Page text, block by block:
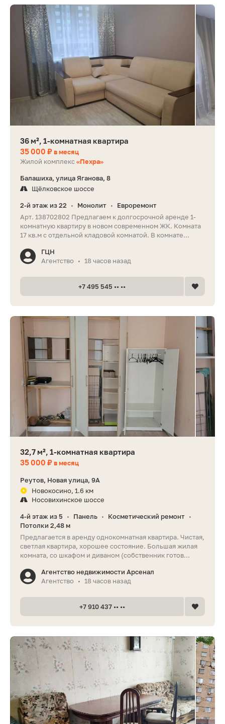
36 м², 1-комнатная квартира
35 000 ₽в месяц
Жилой комплекс«Пехра»
Балашиха, улица Яганова, 8
Щёлковское шоссе
2-й этаж из 22 • Монолит •
Евроремонт
Арт. 138702802 Предлагаем к долгосрочной аренде 1-
комнатную квартиру в новом современном ЖК. Комната
17 кв.м с отдельной кладовой комнатой. В комнате...
ГЦН
Агентство
• 18 часов назад
+7 495 545 •• ••
32,7 м², 1-комнатная квартира
35 000 ₽в месяц
Реутов, Новая улица, 9А
Новокосино, 1.6 км
Носовихинское шоссе
4-й этаж из 5 • Панель • Косметический ремонт •
Потолки 2,48 м
Предлагается в аренду однокомнатная квартира. Чистая,
светлая квартира, хорошее состояние. Большая жилая
комната, со шкафом и диваном (собственник готов...
Агентство недвижимости Арсенал
Агентство
• 18 часов назад
+7 910 437 •• ••